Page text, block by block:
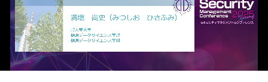
U
n
m
u
/